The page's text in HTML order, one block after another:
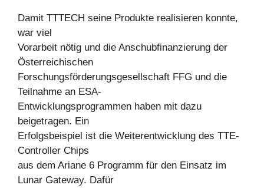
Damit TTTECH seine Produkte realisieren konnte,
war viel
Vorarbeit nötig und die Anschubfinanzierung der
Österreichischen
Forschungsförderungsgesellschaft FFG und die
Teilnahme an ESA-
Entwicklungsprogrammen haben mit dazu
beigetragen. Ein
Erfolgsbeispiel ist die Weiterentwicklung des TTE-
Controller Chips
aus dem Ariane 6 Programm für den Einsatz im
Lunar Gateway. Dafür